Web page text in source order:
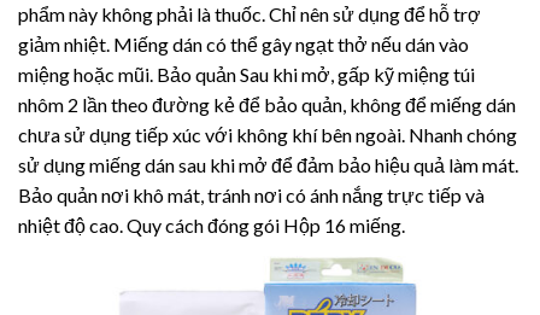
phẩm này không phải là thuốc. Chỉ nên sử dụng để hỗ trợ
giảm nhiệt. Miếng dán có thể gây ngạt thở nếu dán vào
miệng hoặc mũi. Bảo quản Sau khi mở, gấp kỹ miệng túi
nhôm 2 lần theo đường kẻ để bảo quản, không để miếng dán
chưa sử dụng tiếp xúc với không khí bên ngoài. Nhanh chóng
sử dụng miếng dán sau khi mở để đảm bảo hiệu quả làm mát.
Bảo quản nơi khô mát, tránh nơi có ánh nắng trực tiếp và
nhiệt độ cao. Quy cách đóng gói Hộp 16 miếng.